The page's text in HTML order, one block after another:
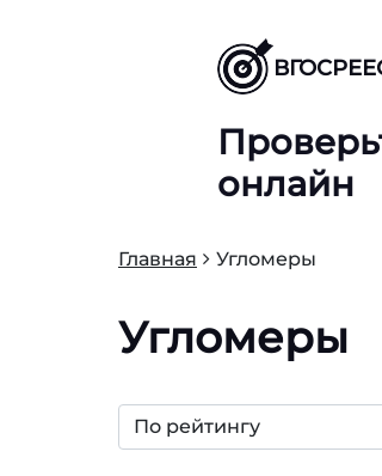
онлайн
Главная Угломеры
Угломеры